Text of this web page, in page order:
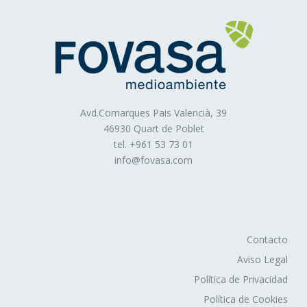
Asimismo, es posible que al visitar alguna página web o
al abrir algún email donde se publique algún anuncio o
alguna promoción sobre nuestros productos o servicios
se instale en tu navegador alguna cookie que nos sirve
la búsqueda que hayas realizado, desarrollar un control
de nuestros anuncios en relación, por ejemplo, con el
número de veces que son vistos, donde aparecen, a qué
ejemplo, controlar el tráfico y la comunicación de datos,
identificar la sesión, acceder a partes de acceso
restringido, recordar los elementos que integran un
pedido, realizar el proceso de compra de un pedido,
Avd.Comarques Pais Valencià, 39
46930 Quart de Poblet
tel. +961 53 73 01
info@fovasa.com
Contacto
Aviso Legal
Política de Privacidad
Política de Cookies